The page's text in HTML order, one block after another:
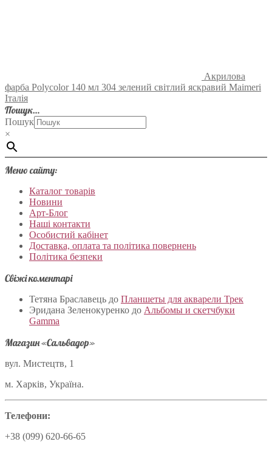
Акрилова
фарба Polycolor 140 мл 304 зелений світлий яскравий Maimeri
Італія
Пошук…
Пошук
×
Меню сайту:
Каталог товарів
Новини
Арт-Блог
Наші контакти
Особистий кабінет
Доставка, оплата та політика повернень
Політика безпеки
Свіжі коментарі
Тетяна Браславець до Планшеты для акварели Трек
Эридана Зеленокуренко до Альбомы и скетчбуки
Gamma
Магазин «Сальвадор»
вул. Мистецтв, 1
м. Харків, Україна.
Телефони:
+38 (099) 620-66-65